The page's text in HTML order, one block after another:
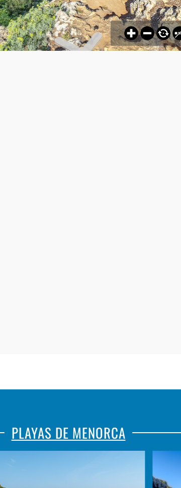
PLAYAS DE MENORCA